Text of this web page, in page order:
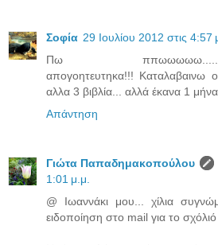
Σοφία 29 Ιουλίου 2012 στις 4:57
Πω
απογοητευτηκα!!! Καταλαβαινω
αλλα 3 βιβλία... αλλά έκανα 1
Απάντηση
Γιώτα Παπαδημακοπούλου
1:01 μ.μ.
@ Ιωαννάκι μου... χίλια
ειδοποίηση στο mail για το